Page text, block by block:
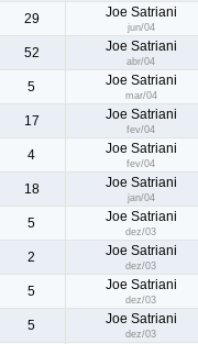
29 Joe Satriani
jun/04
52 Joe Satriani
abr/04
5 Joe Satriani
mar/04
17 Joe Satriani
fev/04
4 Joe Satriani
fev/04
18 Joe Satriani
jan/04
5 Joe Satriani
dez/03
2 Joe Satriani
dez/03
5 Joe Satriani
dez/03
5 Joe Satriani
dez/03